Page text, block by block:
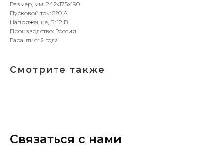
Размер, мм: 242x175x190
Пусковой ток: 520 А
Напряжение, В: 12 В
Производство: Россия
Гарантия: 2 года
Смотрите также
Связаться с нами